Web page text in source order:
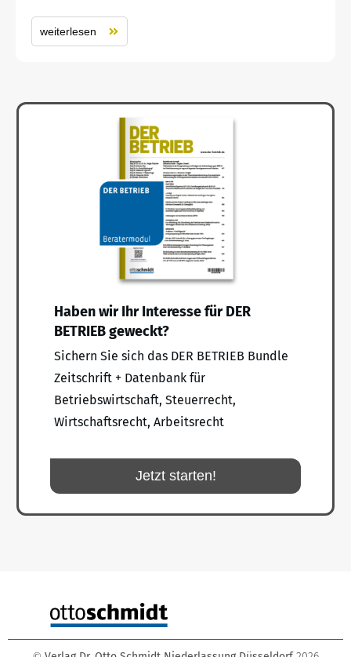
weiterlesen
Haben wir Ihr Interesse für DER
BETRIEB geweckt?
Sichern Sie sich das DER BETRIEB Bundle
Zeitschrift + Datenbank für
Betriebswirtschaft, Steuerrecht,
Wirtschaftsrecht, Arbeitsrecht
Jetzt starten!